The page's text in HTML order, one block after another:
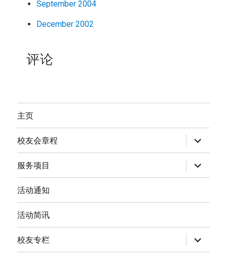
September 2004
December 2002
评论
主页
校友会章程
expand
child
menu
服务项目
expand
child
menu
活动通知
活动简讯
校友专栏
expand
child
menu